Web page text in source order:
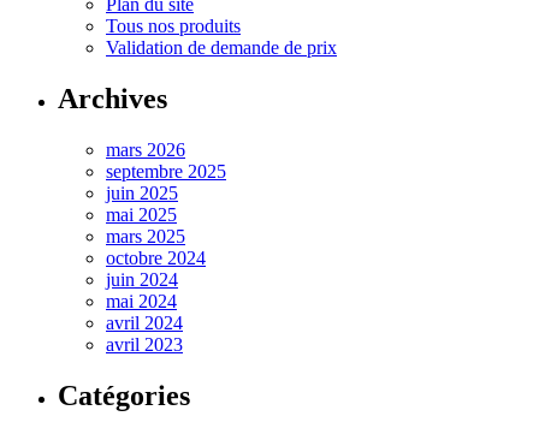
Plan du site
Tous nos produits
Validation de demande de prix
Archives
mars 2026
septembre 2025
juin 2025
mai 2025
mars 2025
octobre 2024
juin 2024
mai 2024
avril 2024
avril 2023
Catégories